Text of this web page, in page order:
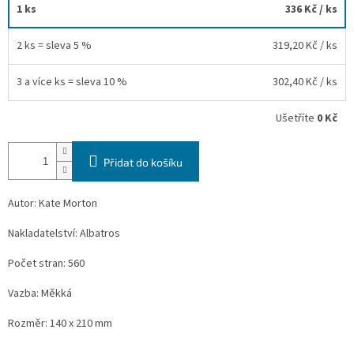
1 ks 336 Kč/ ks
2 ks = sleva 5 % 319,20 Kč / ks
3 a více ks = sleva 10 % 302,40 Kč / ks
Ušetříte 0 Kč
Přidat do košíku
Autor: Kate Morton
Nakladatelství: Albatros
Počet stran: 560
Vazba: Měkká
Rozměr: 140 x 210 mm